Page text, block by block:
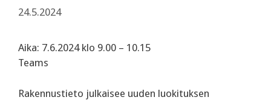
24.5.2024
Aika: 7.6.2024 klo 9.00 – 10.15
Teams
Rakennustieto julkaisee uuden luokituksen